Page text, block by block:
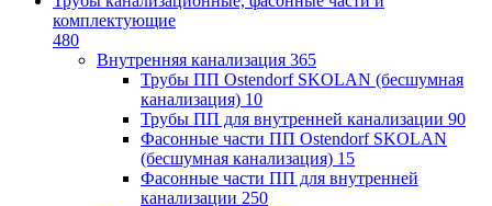
комплектующие
480
Внутренняя канализация 365
Трубы ПП Ostendorf SKOLAN (бесшумная
канализация) 10
Трубы ПП для внутренней канализации 90
Фасонные части ПП Ostendorf SKOLAN
(бесшумная канализация) 15
Фасонные части ПП для внутренней
канализации 250